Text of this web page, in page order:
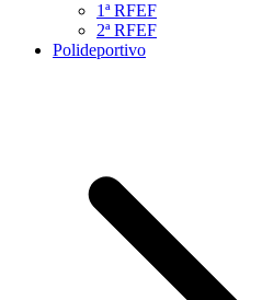
1ª RFEF
2ª RFEF
Polideportivo